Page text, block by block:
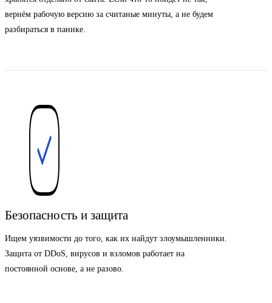
вернём рабочую версию за считаные минуты, а не будем
разбираться в панике.
Безопасность и защита
Ищем уязвимости до того, как их найдут злоумышленники.
Защита от DDoS, вирусов и взломов работает на
постоянной основе, а не разово.